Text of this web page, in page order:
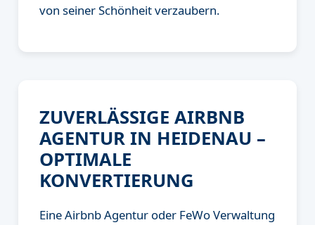
von seiner Schönheit verzaubern.
ZUVERLÄSSIGE AIRBNB
AGENTUR IN HEIDENAU –
OPTIMALE
KONVERTIERUNG
Eine Airbnb Agentur oder FeWo Verwaltung